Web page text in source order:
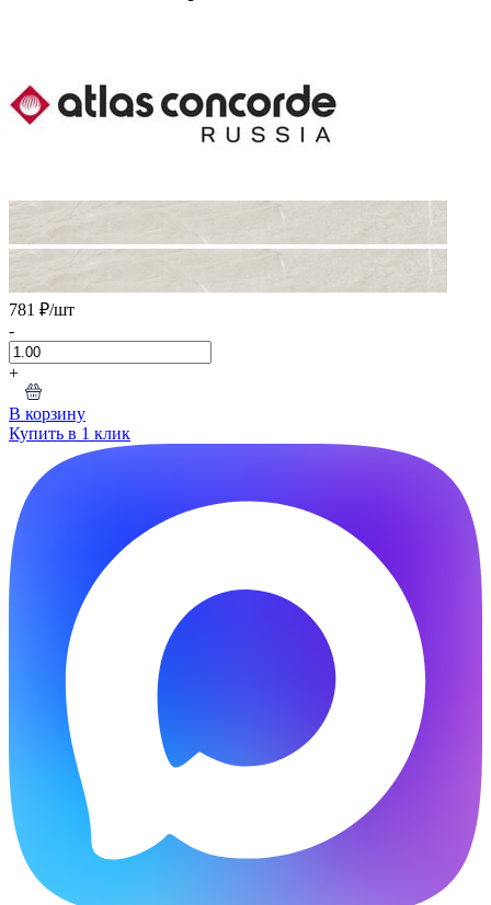
781 ₽/шт
-
+
В корзину
Купить в 1 клик